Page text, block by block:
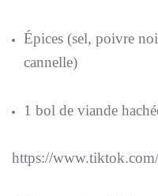
Épices (sel, poivre
cannelle)
1 bol de viande
https://